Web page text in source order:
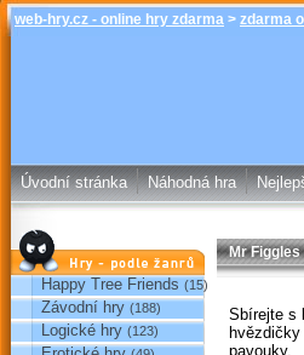
web-hry.cz - online hry zdarma > zdarma
Úvodní stránka Náhodná hra
Hry podle žánrů
Happy Tree Friends (15)
Závodní hry (188)
Logické hry (123)
Mr Figgles
Sbírejte s
hvězdičky
pavouky.